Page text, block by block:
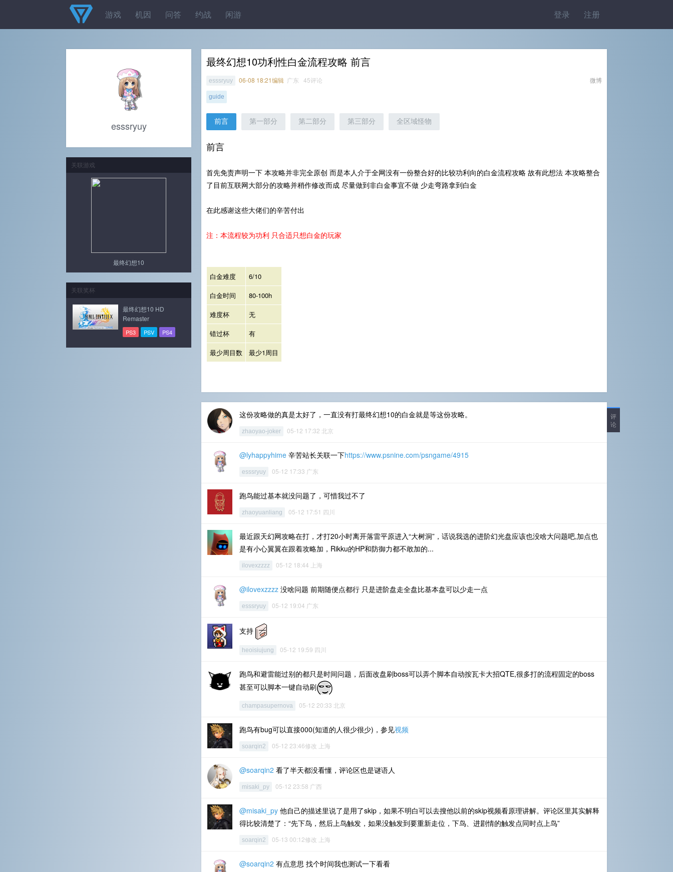
登录 注册
游戏 机因 问答 约战 闲游
最终幻想10功利性白金流程攻略 前言
微博
esssryuy 06-08 18:21编辑 广东 45评论
guide
前言 第一部分 第二部分 第三部分 全区域怪物
前言
首先免责声明一下 本攻略并非完全原创 而是本人介于全网没有一份整合好的比较功利向的白金流程攻略 故有此想法 本攻略整合
了目前互联网大部分的攻略并稍作修改而成 尽量做到非白金事宜不做 少走弯路拿到白金
在此感谢这些大佬们的辛苦付出
注：本流程较为功利 只合适只想白金的玩家
白金难度
6/10
白金时间
80-100h
难度杯
无
错过杯
有
最少周目数
最少1周目
评
论
这份攻略做的真是太好了，一直没有打最终幻想10的白金就是等这份攻略。
zhaoyao-joker 05-12 17:32 北京
@lyhappyhime 辛苦站长关联一下https://www.psnine.com/psngame/4915
esssryuy 05-12 17:33 广东
跑鸟能过基本就没问题了，可惜我过不了
zhaoyuanliang 05-12 17:51 四川
最近跟天幻网攻略在打，才打20小时离开落雷平原进入“大树洞”，话说我选的进阶幻光盘应该也没啥大问题吧,加点也
是有小心翼翼在跟着攻略加，Rikku的HP和防御力都不敢加的...
ilovexzzzz 05-12 18:44 上海
@ilovexzzzz 没啥问题 前期随便点都行 只是进阶盘走全盘比基本盘可以少走一点
esssryuy 05-12 19:04 广东
支持
heoisiujung 05-12 19:59 四川
跑鸟和避雷能过别的都只是时间问题，后面改盘刷boss可以弄个脚本自动按瓦卡大招QTE,很多打的流程固定的boss
甚至可以脚本一键自动刷
champasupernova 05-12 20:33 北京
跑鸟有bug可以直接000(知道的人很少很少)，参见视频
soarqin2 05-12 23:46修改 上海
@soarqin2 看了半天都没看懂，评论区也是谜语人
misaki_py 05-12 23:58 广西
@misaki_py 他自己的描述里说了是用了skip，如果不明白可以去搜他以前的skip视频看原理讲解。评论区里其实解释
得比较清楚了：“先下鸟，然后上鸟触发，如果没触发到要重新走位，下鸟、进剧情的触发点同时点上鸟”
soarqin2 05-13 00:12修改 上海
@soarqin2 有点意思 找个时间我也测试一下看看
esssryuy
关联游戏
最终幻想10
关联奖杯
最终幻想10 HD
Remaster
PS3 PSV PS4